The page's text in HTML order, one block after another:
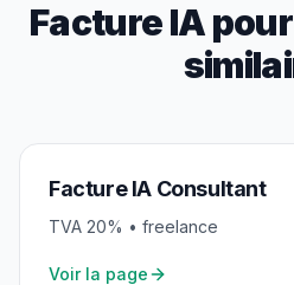
Facture IA
Facture IA Consultant
TVA 20% • freelance
Voir la page